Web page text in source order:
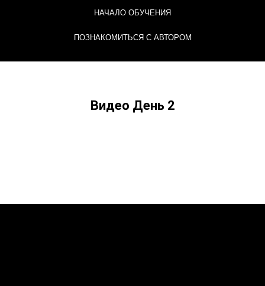
НАЧАЛО ОБУЧЕНИЯ
ПОЗНАКОМИТЬСЯ С АВТОРОМ
Видео День 2